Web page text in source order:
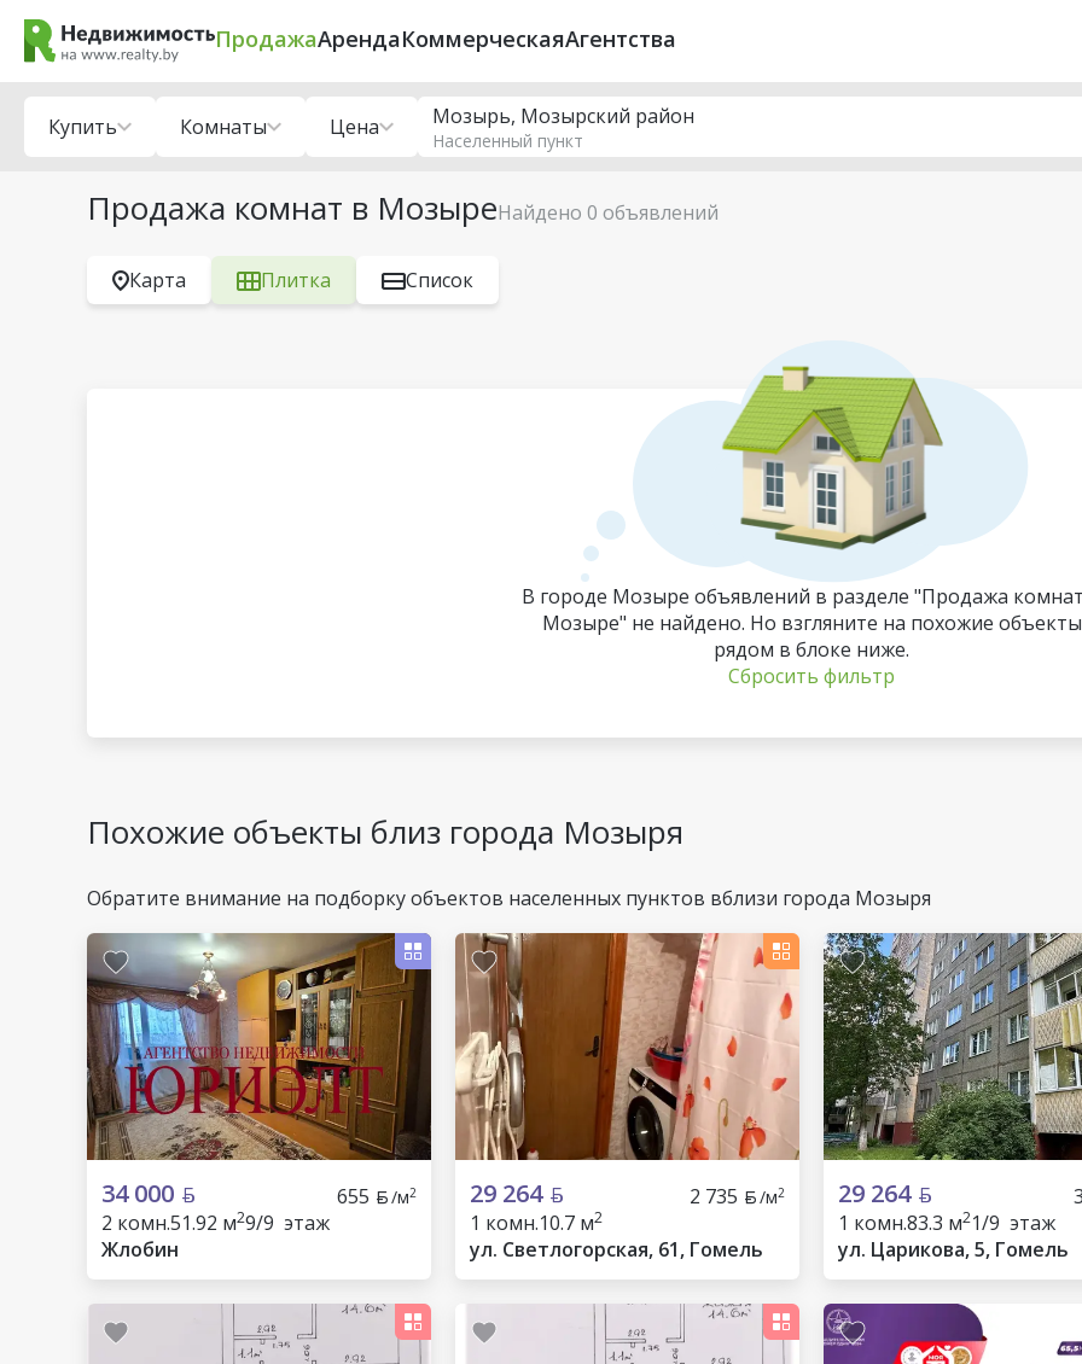
ПродажаАрендаКоммерческаяАгентства
Продажа комнат в МозыреНайдено 0 объявлений
Купить Комнаты Цена Мозырь, Мозырский район
Населенный пункт
Карта Плитка Список
В городе Мозыре объявлений в разделе "Продажа
Мозыре" не найдено. Но взгляните на похожие объекты
рядом в блоке ниже.
Сбросить фильтр
Похожие объекты близ города Мозыря
Обратите внимание на подборку объектов населенных пунктов вблизи города Мозыря
34 000 655 /м2
2 комн.51.92 м29/9 этаж
Жлобин
29 264 2 735 /м2
1 комн.10.7 м2
ул. Светлогорская, 61, Гомель
29 264
1 комн.83.3 м21/9 этаж
ул. Царикова, 5, Гомель